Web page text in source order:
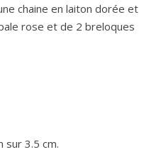
chaine en laiton dorée et
rose et de 2 breloques
sur 3.5 cm.